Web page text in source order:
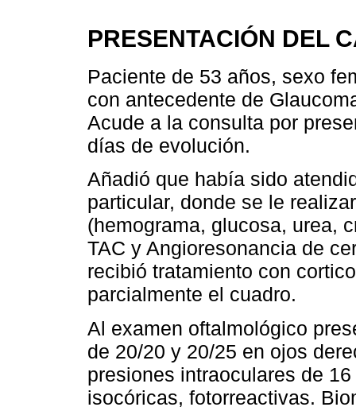
PRESENTACIÓN DEL
Paciente de 53 años, sexo
con antecedente de
Acude a la consulta por
días de evolución.
Añadió que había sido
particular, donde se le
(hemograma, glucosa, urea,
TAC y Angioresonancia de
recibió tratamiento con
parcialmente el cuadro.
Al examen oftalmológico
de 20/20 y 20/25 en ojos
presiones intraoculares de
isocóricas, fotorreactivas.